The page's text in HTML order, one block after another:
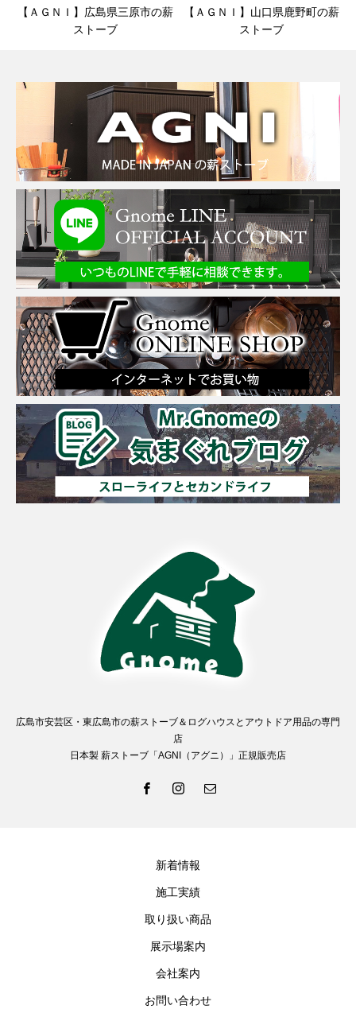
【ＡＧＮＩ】広島県三原市の薪
ストーブ
【ＡＧＮＩ】山口県鹿野町の薪
ストーブ
広島市安芸区・東広島市の薪ストーブ＆ログハウスとアウトドア用品の専門
店
日本製 薪ストーブ「AGNI（アグニ）」正規販売店
新着情報
施工実績
取り扱い商品
展示場案内
会社案内
お問い合わせ